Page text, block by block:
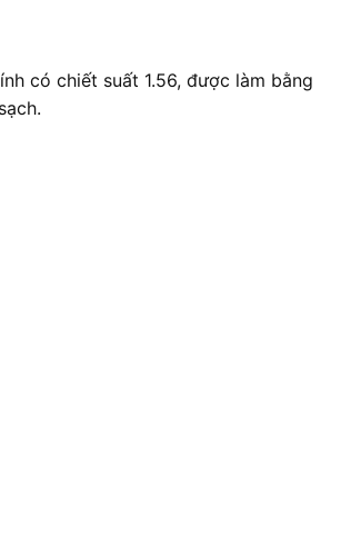
có chiết suất 1.56, được làm bằng